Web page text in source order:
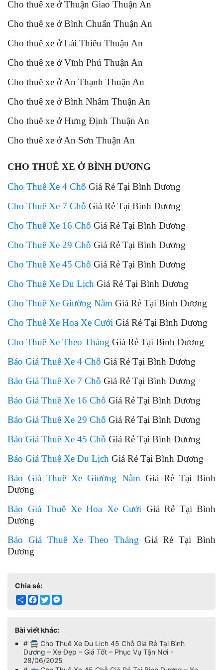
Cho thuê xe ở Thuận Giao Thuận An
Cho thuê xe ở Bình Chuẩn Thuận An
Cho thuê xe ở Lái Thiêu Thuận An
Cho thuê xe ở Vĩnh Phú Thuận An
Cho thuê xe ở An Thạnh Thuận An
Cho thuê xe ở Bình Nhâm Thuận An
Cho thuê xe ở Hưng Định Thuận An
Cho thuê xe ở An Sơn Thuận An
CHO THUÊ XE Ở BÌNH DƯƠNG
Cho Thuê Xe 4 Chỗ Giá Rẻ Tại Bình Dương
Cho Thuê Xe 7 Chỗ Giá Rẻ Tại Bình Dương
Cho Thuê Xe 16 Chỗ Giá Rẻ Tại Bình Dương
Cho Thuê Xe 29 Chỗ Giá Rẻ Tại Bình Dương
Cho Thuê Xe 45 Chỗ Giá Rẻ Tại Bình Dương
Cho Thuê Xe Du Lịch Giá Rẻ Tại Bình Dương
Cho Thuê Xe Giường Nằm Giá Rẻ Tại Bình Dương
Cho Thuê Xe Hoa Xe Cưới Giá Rẻ Tại Bình Dương
Cho Thuê Xe Theo Tháng Giá Rẻ Tại Bình Dương
Báo Giá Thuê Xe 4 Chỗ Giá Rẻ Tại Bình Dương
Báo Giá Thuê Xe 7 Chỗ Giá Rẻ Tại Bình Dương
Báo Giá Thuê Xe 16 Chỗ Giá Rẻ Tại Bình Dương
Báo Giá Thuê Xe 29 Chỗ Giá Rẻ Tại Bình Dương
Báo Giá Thuê Xe 45 Chỗ Giá Rẻ Tại Bình Dương
Báo Giá Thuê Xe Du Lịch Giá Rẻ Tại Bình Dương
Báo Giá Thuê Xe Giường Nằm Giá Rẻ Tại Bình
Dương
Báo Giá Thuê Xe Hoa Xe Cưới Giá Rẻ Tại Bình
Dương
Báo Giá Thuê Xe Theo Tháng Giá Rẻ Tại Bình
Dương
Chia sẻ:
ShareFacebook
Twitter
Bài viết khác:
# 🚍 Cho Thuê Xe Du Lịch 45 Chỗ Giá Rẻ Tại Bình
Dương – Xe Đẹp – Giá Tốt – Phục Vụ Tận Nơi -
28/06/2025